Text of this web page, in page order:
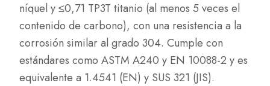
níquel y ≤0,71 TP3T titanio (al menos 5 veces el
contenido de carbono), con una resistencia a la
corrosión similar al grado 304. Cumple con
estándares como ASTM A240 y EN 10088-2 y es
equivalente a 1.4541 (EN) y SUS 321 (JIS).